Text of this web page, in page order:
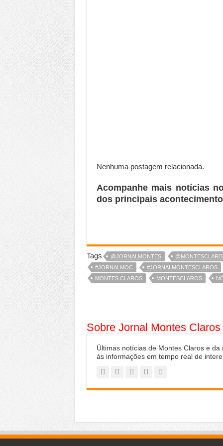
Nenhuma postagem relacionada.
Acompanhe mais notícias
dos principais
Tags @JORNALMONTES
#JORNALMOC
#JORNALMONTESCLAROS
MONTES CLAROS
MONTESCLAROS
Sobre Jornal Montes Claros
Últimas notícias de Montes Claros e
ás informações em tempo real de